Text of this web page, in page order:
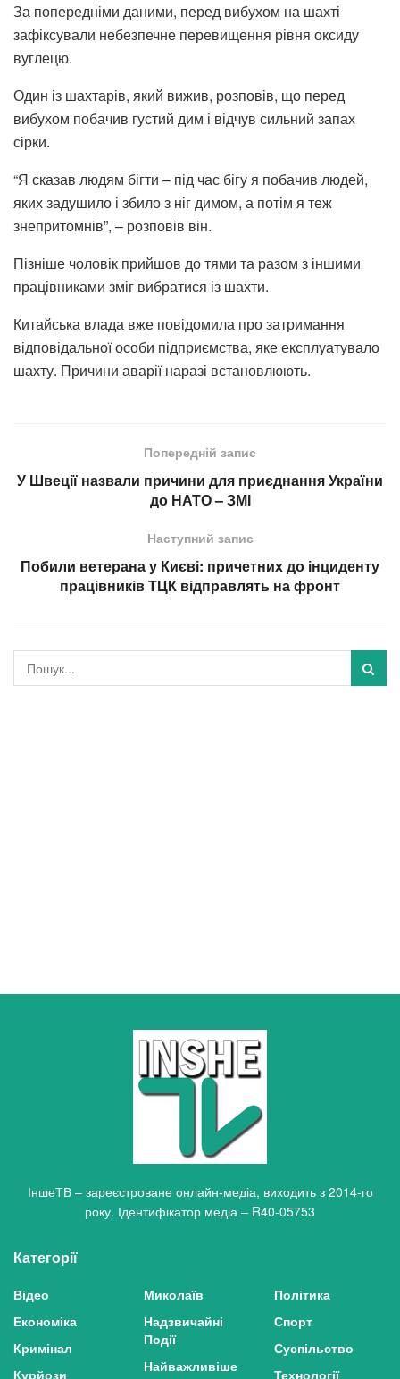
За попередніми даними, перед вибухом на шахті
зафіксували небезпечне перевищення рівня оксиду
вуглецю.
Один із шахтарів, який вижив, розповів, що перед
вибухом побачив густий дим і відчув сильний запах
сірки.
“Я сказав людям бігти – під час бігу я побачив людей,
яких задушило і збило з ніг димом, а потім я теж
знепритомнів”, – розповів він.
Пізніше чоловік прийшов до тями та разом з іншими
працівниками зміг вибратися із шахти.
Китайська влада вже повідомила про затримання
відповідальної особи підприємства, яке експлуатувало
шахту. Причини аварії наразі встановлюють.
Попередній запис
У Швеції назвали причини для приєднання України
до НАТО – ЗМІ
Наступний запис
Побили ветерана у Києві: причетних до інциденту
працівників ТЦК відправлять на фронт
ІншеТВ – зареєстроване онлайн-медіа, виходить з 2014-го
року. Ідентифікатор медіа – R40-05753
Категорії
Відео
Економіка
Кримінал
Курйози
Миколаїв
Надзвичайні
Події
Найважливіше
Політика
Спорт
Суспільство
Технології